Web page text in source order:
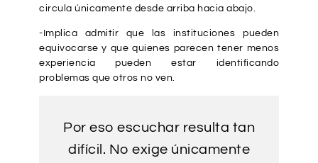
circula únicamente desde arriba hacia abajo.
-Implica admitir que las instituciones pueden
equivocarse y que quienes parecen tener menos
experiencia pueden estar identificando
problemas que otros no ven.
Por eso escuchar resulta tan
difícil. No exige únicamente